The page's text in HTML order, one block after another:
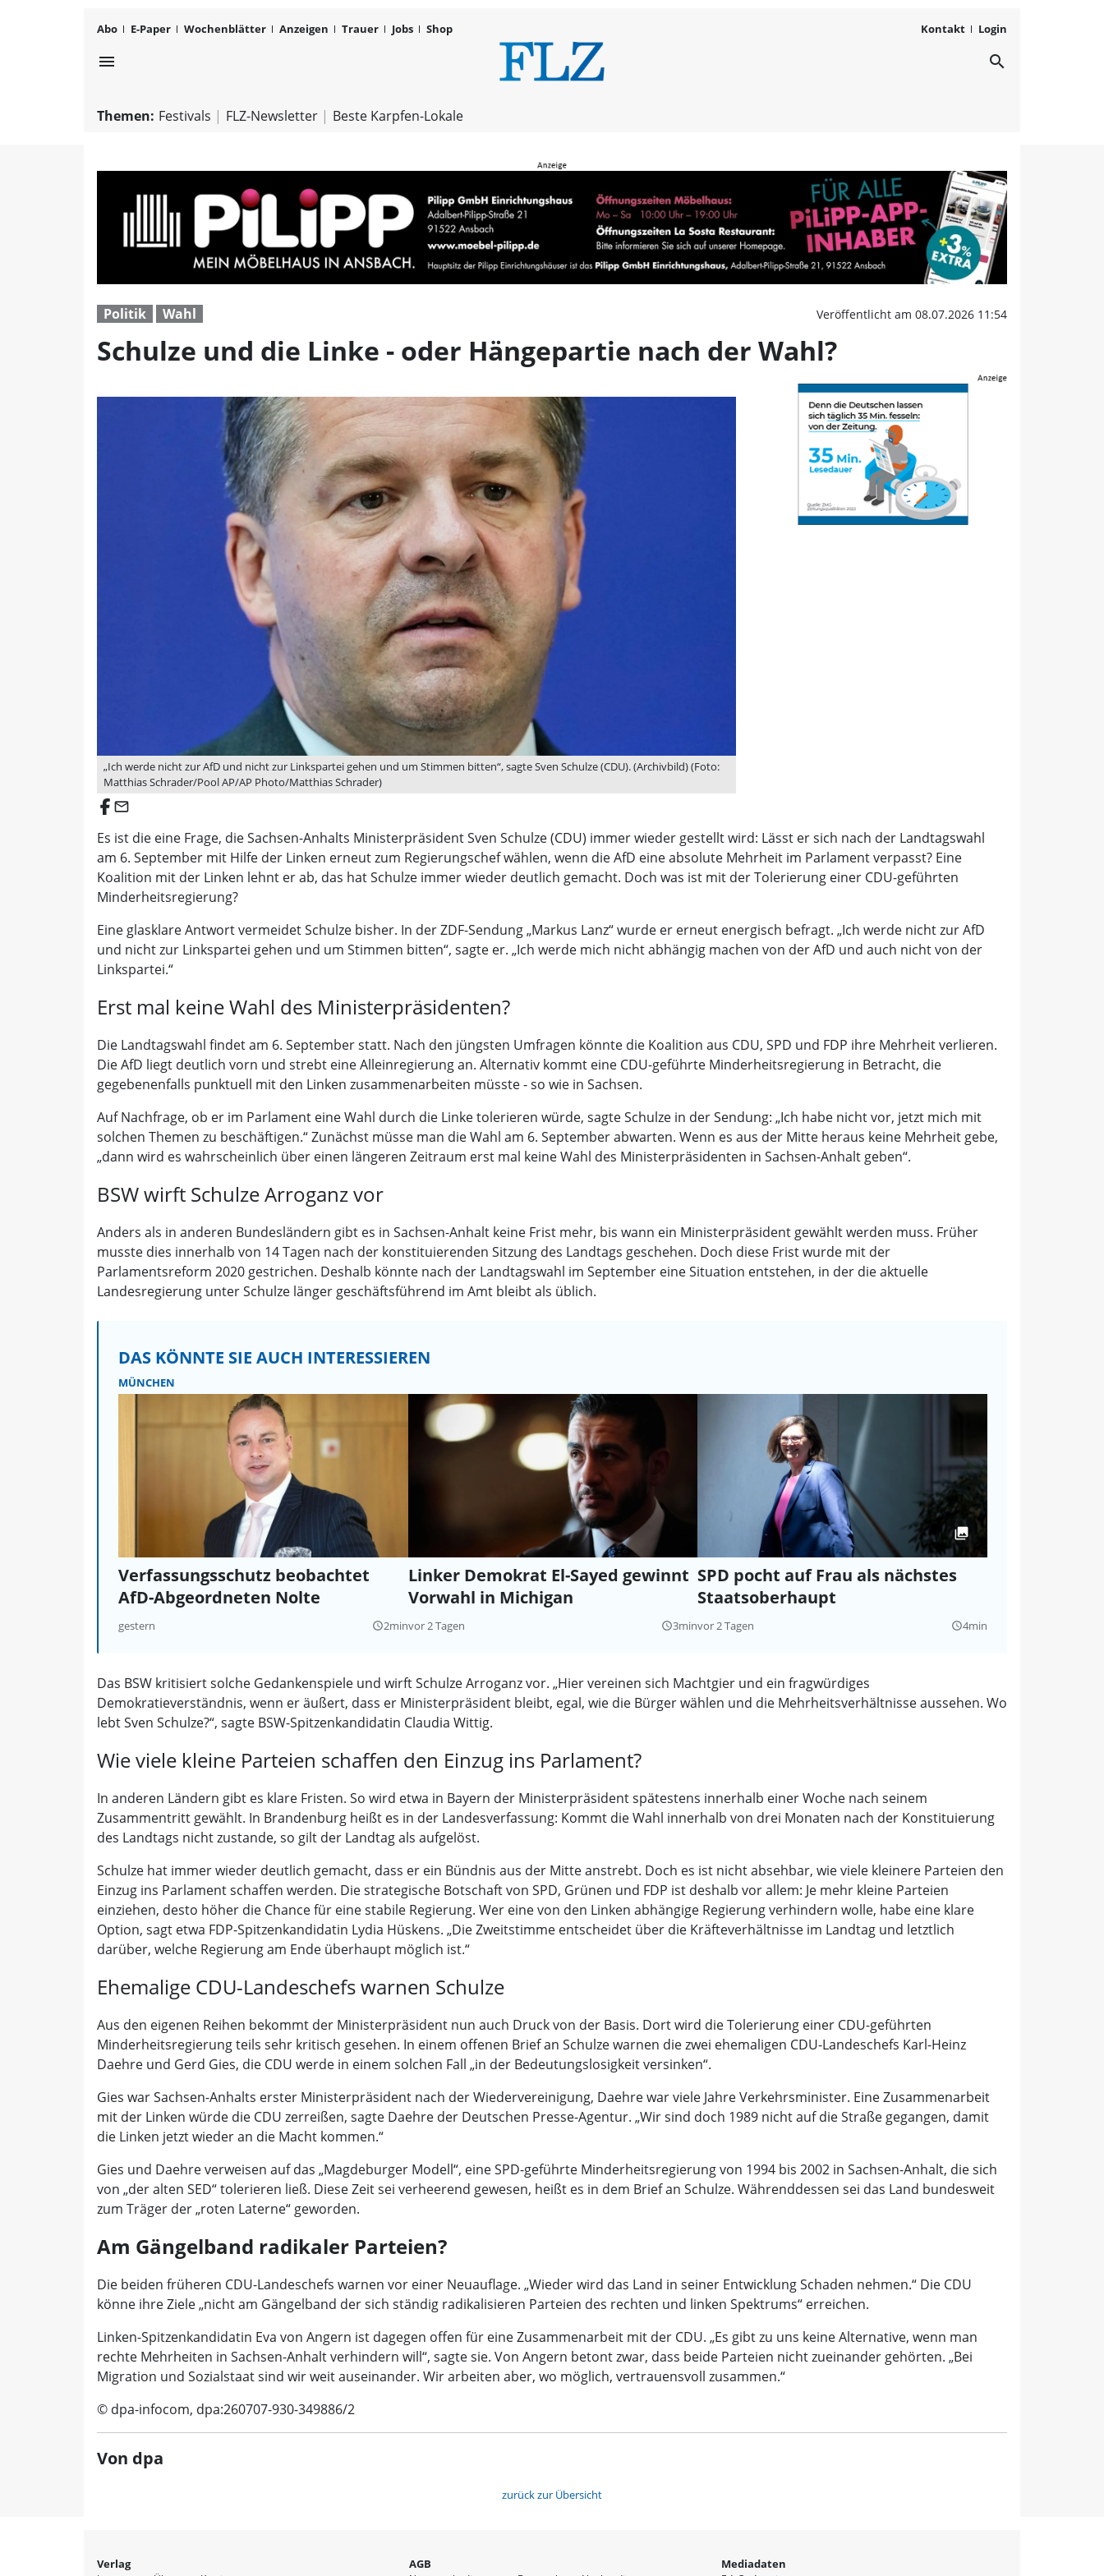
Abo E-Paper Wochenblätter Anzeigen Trauer Jobs Shop Kontakt Login
menu Schulze und die Linke - oder search
Themen: Festivals FLZ-Newsletter Beste Karpfen-Lokale
Politik Wahl Veröffentlicht am 08.07.2026 11:54
Schulze und die Linke - oder Hängepartie nach der Wahl?
„Ich werde nicht zur AfD und nicht zur Linkspartei gehen und um Stimmen bitten“, sagte Sven Schulze (CDU). (Archivbild) (Foto:
Matthias Schrader/Pool AP/AP Photo/Matthias Schrader)
email
Es ist die eine Frage, die Sachsen-Anhalts Ministerpräsident Sven Schulze (CDU) immer wieder gestellt wird: Lässt er sich nach der Landtagswahl
am 6. September mit Hilfe der Linken erneut zum Regierungschef wählen, wenn die AfD eine absolute Mehrheit im Parlament verpasst? Eine
Koalition mit der Linken lehnt er ab, das hat Schulze immer wieder deutlich gemacht. Doch was ist mit der Tolerierung einer CDU-geführten
Minderheitsregierung?
Eine glasklare Antwort vermeidet Schulze bisher. In der ZDF-Sendung „Markus Lanz“ wurde er erneut energisch befragt. „Ich werde nicht zur AfD
und nicht zur Linkspartei gehen und um Stimmen bitten“, sagte er. „Ich werde mich nicht abhängig machen von der AfD und auch nicht von der
Linkspartei.“
Erst mal keine Wahl des Ministerpräsidenten?
Die Landtagswahl findet am 6. September statt. Nach den jüngsten Umfragen könnte die Koalition aus CDU, SPD und FDP ihre Mehrheit verlieren.
Die AfD liegt deutlich vorn und strebt eine Alleinregierung an. Alternativ kommt eine CDU-geführte Minderheitsregierung in Betracht, die
gegebenenfalls punktuell mit den Linken zusammenarbeiten müsste - so wie in Sachsen.
Auf Nachfrage, ob er im Parlament eine Wahl durch die Linke tolerieren würde, sagte Schulze in der Sendung: „Ich habe nicht vor, jetzt mich mit
solchen Themen zu beschäftigen.“ Zunächst müsse man die Wahl am 6. September abwarten. Wenn es aus der Mitte heraus keine Mehrheit gebe,
„dann wird es wahrscheinlich über einen längeren Zeitraum erst mal keine Wahl des Ministerpräsidenten in Sachsen-Anhalt geben“.
BSW wirft Schulze Arroganz vor
Anders als in anderen Bundesländern gibt es in Sachsen-Anhalt keine Frist mehr, bis wann ein Ministerpräsident gewählt werden muss. Früher
musste dies innerhalb von 14 Tagen nach der konstituierenden Sitzung des Landtags geschehen. Doch diese Frist wurde mit der
Parlamentsreform 2020 gestrichen. Deshalb könnte nach der Landtagswahl im September eine Situation entstehen, in der die aktuelle
Landesregierung unter Schulze länger geschäftsführend im Amt bleibt als üblich.
DAS KÖNNTE SIE AUCH INTERESSIEREN
MÜNCHEN
Verfassungsschutz beobachtet
AfD-Abgeordneten Nolte
gestern query_builder2min
Linker Demokrat El-Sayed gewinnt
Vorwahl in Michigan
vor 2 Tagen query_builder3min
SPD pocht auf Frau als nächstes
Staatsoberhaupt
vor 2 Tagen query_builder4min
Das BSW kritisiert solche Gedankenspiele und wirft Schulze Arroganz vor. „Hier vereinen sich Machtgier und ein fragwürdiges
Demokratieverständnis, wenn er äußert, dass er Ministerpräsident bleibt, egal, wie die Bürger wählen und die Mehrheitsverhältnisse aussehen. Wo
lebt Sven Schulze?“, sagte BSW-Spitzenkandidatin Claudia Wittig.
Wie viele kleine Parteien schaffen den Einzug ins Parlament?
In anderen Ländern gibt es klare Fristen. So wird etwa in Bayern der Ministerpräsident spätestens innerhalb einer Woche nach seinem
Zusammentritt gewählt. In Brandenburg heißt es in der Landesverfassung: Kommt die Wahl innerhalb von drei Monaten nach der Konstituierung
des Landtags nicht zustande, so gilt der Landtag als aufgelöst.
Schulze hat immer wieder deutlich gemacht, dass er ein Bündnis aus der Mitte anstrebt. Doch es ist nicht absehbar, wie viele kleinere Parteien den
Einzug ins Parlament schaffen werden. Die strategische Botschaft von SPD, Grünen und FDP ist deshalb vor allem: Je mehr kleine Parteien
einziehen, desto höher die Chance für eine stabile Regierung. Wer eine von den Linken abhängige Regierung verhindern wolle, habe eine klare
Option, sagt etwa FDP-Spitzenkandidatin Lydia Hüskens. „Die Zweitstimme entscheidet über die Kräfteverhältnisse im Landtag und letztlich
darüber, welche Regierung am Ende überhaupt möglich ist.“
Ehemalige CDU-Landeschefs warnen Schulze
Aus den eigenen Reihen bekommt der Ministerpräsident nun auch Druck von der Basis. Dort wird die Tolerierung einer CDU-geführten
Minderheitsregierung teils sehr kritisch gesehen. In einem offenen Brief an Schulze warnen die zwei ehemaligen CDU-Landeschefs Karl-Heinz
Daehre und Gerd Gies, die CDU werde in einem solchen Fall „in der Bedeutungslosigkeit versinken“.
Gies war Sachsen-Anhalts erster Ministerpräsident nach der Wiedervereinigung, Daehre war viele Jahre Verkehrsminister. Eine Zusammenarbeit
mit der Linken würde die CDU zerreißen, sagte Daehre der Deutschen Presse-Agentur. „Wir sind doch 1989 nicht auf die Straße gegangen, damit
die Linken jetzt wieder an die Macht kommen.“
Gies und Daehre verweisen auf das „Magdeburger Modell“, eine SPD-geführte Minderheitsregierung von 1994 bis 2002 in Sachsen-Anhalt, die sich
von „der alten SED“ tolerieren ließ. Diese Zeit sei verheerend gewesen, heißt es in dem Brief an Schulze. Währenddessen sei das Land bundesweit
zum Träger der „roten Laterne“ geworden.
Am Gängelband radikaler Parteien?
Die beiden früheren CDU-Landeschefs warnen vor einer Neuauflage. „Wieder wird das Land in seiner Entwicklung Schaden nehmen.“ Die CDU
könne ihre Ziele „nicht am Gängelband der sich ständig radikalisieren Parteien des rechten und linken Spektrums“ erreichen.
Linken-Spitzenkandidatin Eva von Angern ist dagegen offen für eine Zusammenarbeit mit der CDU. „Es gibt zu uns keine Alternative, wenn man
rechte Mehrheiten in Sachsen-Anhalt verhindern will“, sagte sie. Von Angern betont zwar, dass beide Parteien nicht zueinander gehörten. „Bei
Migration und Sozialstaat sind wir weit auseinander. Wir arbeiten aber, wo möglich, vertrauensvoll zusammen.“
© dpa-infocom, dpa:260707-930-349886/2
Von dpa
zurück zur Übersicht
Verlag AGB Mediadaten